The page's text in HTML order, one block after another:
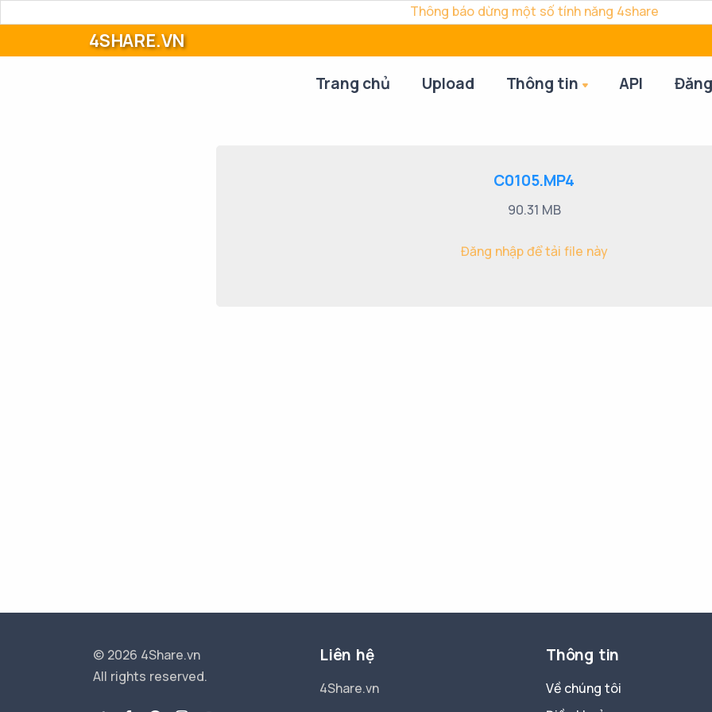
Thông báo dừng một số tính năng 4share
4SHARE.VN
Trang chủ Upload Thông tin API
C0105.MP4
90.31 MB
Đăng nhập để tải file này
© 2026 4Share.vn
All rights reserved.
Liên hệ
4Share.vn
Thông tin
Về chúng tôi